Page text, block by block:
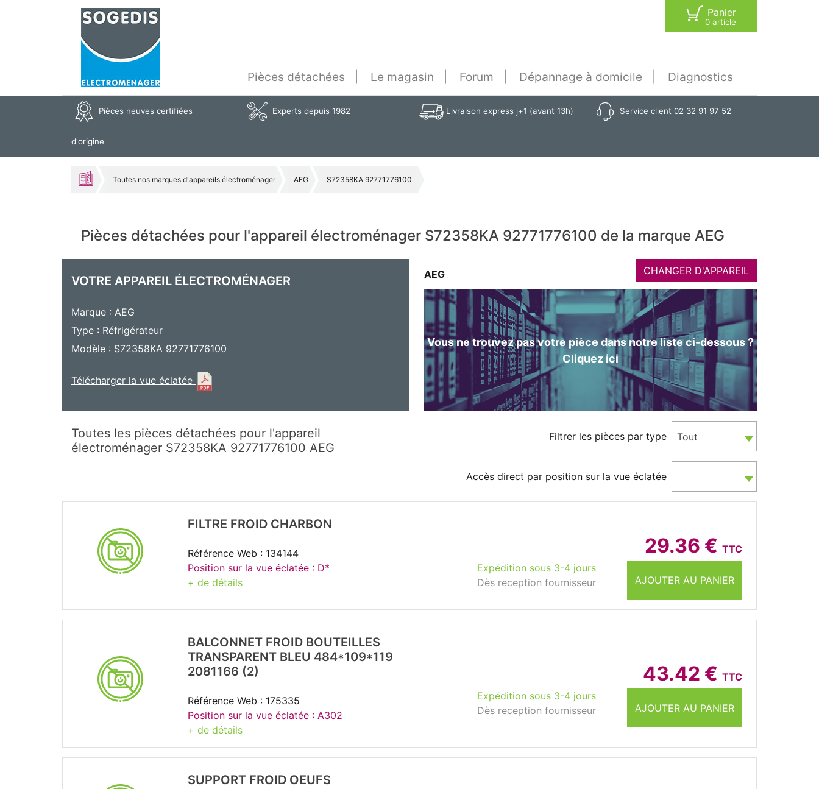
Panier
0 article
Pièces détachées Le magasin Forum Dépannage à domicile Diagnostics
Pièces neuves certifiées
d'origine
Experts depuis 1982 Livraison express j+1 (avant 13h) Service client 02 32 91 97 52
Toutes nos marques d'appareils électroménager AEG S72358KA 92771776100
Pièces détachées pour l'appareil électroménager S72358KA 92771776100 de la marque AEG
VOTRE APPAREIL ÉLECTROMÉNAGER
Marque : AEG
Type : Réfrigérateur
Modèle : S72358KA 92771776100
Télécharger la vue éclatée
AEG CHANGER D'APPAREIL
Vous ne trouvez pas votre pièce dans notre liste ci-dessous ?
Cliquez ici
Toutes les pièces détachées pour l'appareil
électroménager S72358KA 92771776100 AEG
Filtrer les pièces par type Tout
Accès direct par position sur la vue éclatée
29.36 € TTC
AJOUTER AU PANIER
Expédition sous 3-4 jours
Dès reception fournisseur
FILTRE FROID CHARBON
Référence Web : 134144
Position sur la vue éclatée : D*
+ de détails
43.42 € TTC
AJOUTER AU PANIER
Expédition sous 3-4 jours
Dès reception fournisseur
BALCONNET FROID BOUTEILLES
TRANSPARENT BLEU 484*109*119
2081166 (2)
Référence Web : 175335
Position sur la vue éclatée : A302
+ de détails
SUPPORT FROID OEUFS